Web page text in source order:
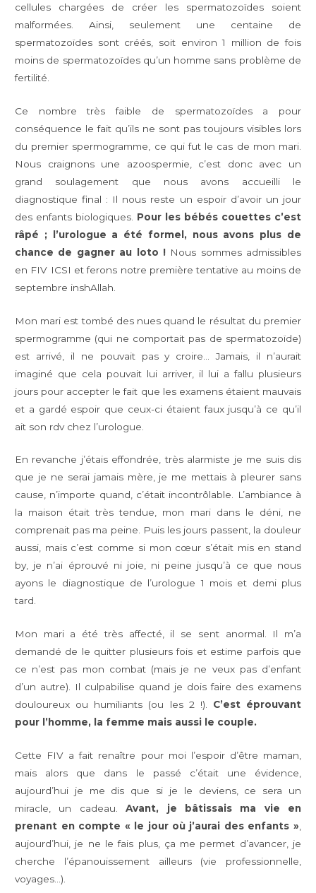
cellules chargées de créer les spermatozoïdes soient
malformées. Ainsi, seulement une centaine de
spermatozoïdes sont créés, soit environ 1 million de fois
moins de spermatozoïdes qu’un homme sans problème de
fertilité.
Ce nombre très faible de spermatozoïdes a pour
conséquence le fait qu’ils ne sont pas toujours visibles lors
du premier spermogramme, ce qui fut le cas de mon mari.
Nous craignons une azoospermie, c’est donc avec un
grand soulagement que nous avons accueilli le
diagnostique final : Il nous reste un espoir d’avoir un jour
des enfants biologiques. Pour les bébés couettes c’est
râpé ; l’urologue a été formel, nous avons plus de
chance de gagner au loto !Nous sommes admissibles
en FIV ICSI et ferons notre première tentative au moins de
septembre inshAllah.
Mon mari est tombé des nues quand le résultat du premier
spermogramme (qui ne comportait pas de spermatozoïde)
est arrivé, il ne pouvait pas y croire… Jamais, il n’aurait
imaginé que cela pouvait lui arriver, il lui a fallu plusieurs
jours pour accepter le fait que les examens étaient mauvais
et a gardé espoir que ceux-ci étaient faux jusqu’à ce qu’il
ait son rdv chez l’urologue.
En revanche j’étais effondrée, très alarmiste je me suis dis
que je ne serai jamais mère, je me mettais à pleurer sans
cause, n’importe quand, c’était incontrôlable. L’ambiance à
la maison était très tendue, mon mari dans le déni, ne
comprenait pas ma peine. Puis les jours passent, la douleur
aussi, mais c’est comme si mon cœur s’était mis en stand
by, je n’ai éprouvé ni joie, ni peine jusqu’à ce que nous
ayons le diagnostique de l’urologue 1 mois et demi plus
tard.
Mon mari a été très affecté, il se sent anormal. Il m’a
demandé de le quitter plusieurs fois et estime parfois que
ce n’est pas mon combat (mais je ne veux pas d’enfant
d’un autre). Il culpabilise quand je dois faire des examens
douloureux ou humiliants (ou les 2 !). C’est éprouvant
pour l’homme, la femme mais aussi le couple.
Cette FIV a fait renaître pour moi l’espoir d’être maman,
mais alors que dans le passé c’était une évidence,
aujourd’hui je me dis que si je le deviens, ce sera un
miracle, un cadeau.Avant, je bâtissais ma vie en
prenant en compte « le jour où j’aurai des enfants »,
aujourd’hui, je ne le fais plus, ça me permet d’avancer, je
cherche l’épanouissement ailleurs (vie professionnelle,
voyages…).